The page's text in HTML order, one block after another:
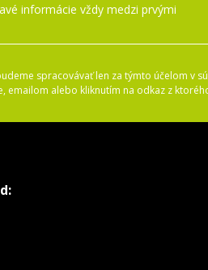
informácie vždy medzi prvými
spracovávať len za týmto účelom v
emailom alebo kliknutím na odkaz z